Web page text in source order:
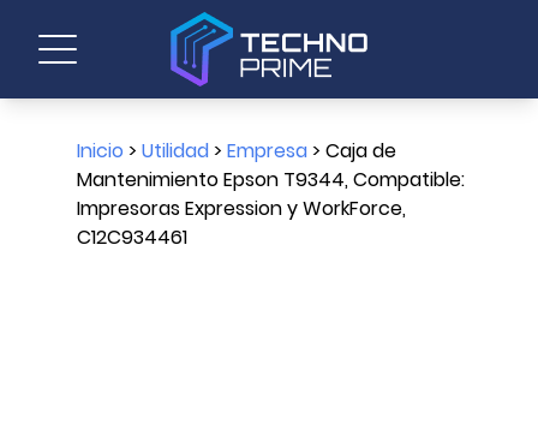
Inicio > Utilidad> Empresa> Caja de
Mantenimiento Epson T9344, Compatible:
Impresoras Expression y WorkForce,
C12C934461